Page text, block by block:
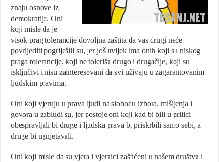
znaju osnove iz
demokratije. Oni
koji misle da je
visok prag tolerancije dovoljna zaštita da vas drugi neće
povrijediti pogriješili su, jer još uvijek ima onih koji su niskog
praga tolerancije, koji ne tolerišu drugo i drugačije, koji su
isključivi i nisu zainteresovani da svi uživaju u zagarantovanim
ljudskim pravima.
Oni koji vjeruju u prava ljudi na slobodu izbora, mišljenja i
govora u zabludi su, jer postoje oni koji kad bi bili u prilici
obespravljali bi druge i ljudska prava bi priskrbili samo sebi, a
druge bi ugnjetavali.
Oni koji misle da su vjera i vjernici zaštićeni u našem društvu i